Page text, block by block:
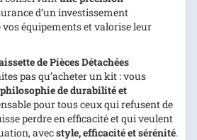
d’un investissement
équipements et valorise leur
de Pièces Détachées
pas qu’acheter un kit : vous
de durabilité et
pour tous ceux qui refusent de
perdre en efficacité et qui veulent
avecstyle, efficacité et sérénité.